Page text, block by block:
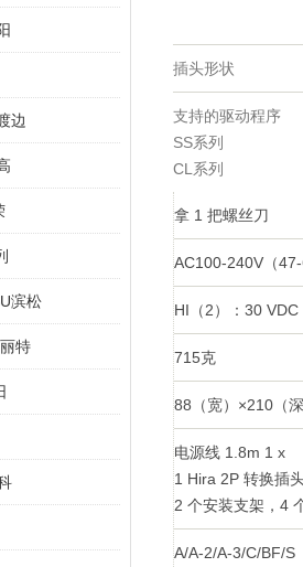
边
滨松
特
插头形状
支持的驱动程序
SS系列
CL系列
拿 1 把螺丝刀
AC100-240V（
HI（2）：30
715克
88（宽）×210（
电源线 1.8m 1 x
1 Hira 2P 转换插
2 个安装支架，4
A/A-2/A-3/C/BF/S